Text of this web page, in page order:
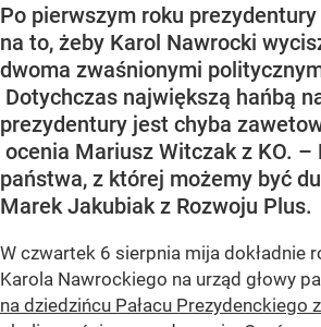
Po pierwszym roku
na to, żeby Karol Nawrocki
dwoma zwaśnionymi
Dotychczas największą hańbą
prezydentury jest chyba
ocenia Mariusz Witczak z KO. –
państwa, z której możemy być
Marek Jakubiak z Rozwoju Plus.
W czwartek 6 sierpnia mija dokładnie
Karola Nawrockiego na urząd głowy
na dziedzińcu Pałacu Prezydenckiego